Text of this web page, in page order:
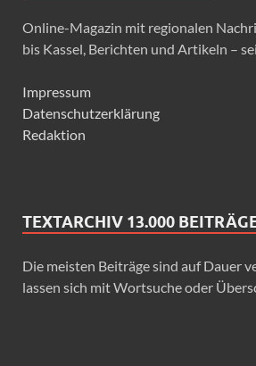
Online-Magazin mit regionalen
bis Kassel, Berichten und Artikeln –
Impressum
Datenschutzerklärung
Redaktion
TEXTARCHIV 13.000
Die meisten Beiträge sind auf Dauer
lassen sich mit Wortsuche oder